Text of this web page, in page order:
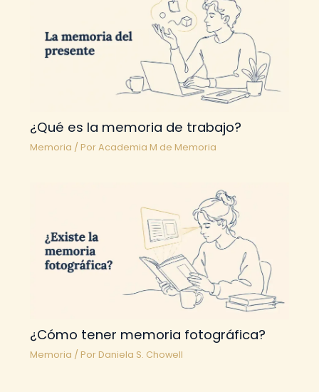
¿Qué es la memoria de trabajo?
Memoria / PorAcademia M de Memoria
¿Cómo tener memoria fotográfica?
Memoria / PorDaniela S. Chowell